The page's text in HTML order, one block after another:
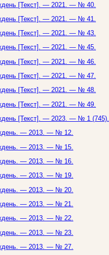
[Текст]. — 2021. — № 40.
[Текст]. — 2021. — № 41.
[Текст]. — 2021. — № 43.
[Текст]. — 2021. — № 45.
[Текст]. — 2021. — № 46.
[Текст]. — 2021. — № 47.
[Текст]. — 2021. — № 48.
[Текст]. — 2021. — № 49.
[Текст]. — 2023. — № 1 (745).
— 2013. — № 12.
— 2013. — № 15.
— 2013. — № 16.
— 2013. — № 19.
— 2013. — № 20.
— 2013. — № 21.
— 2013. — № 22.
— 2013. — № 23.
— 2013. — № 27.